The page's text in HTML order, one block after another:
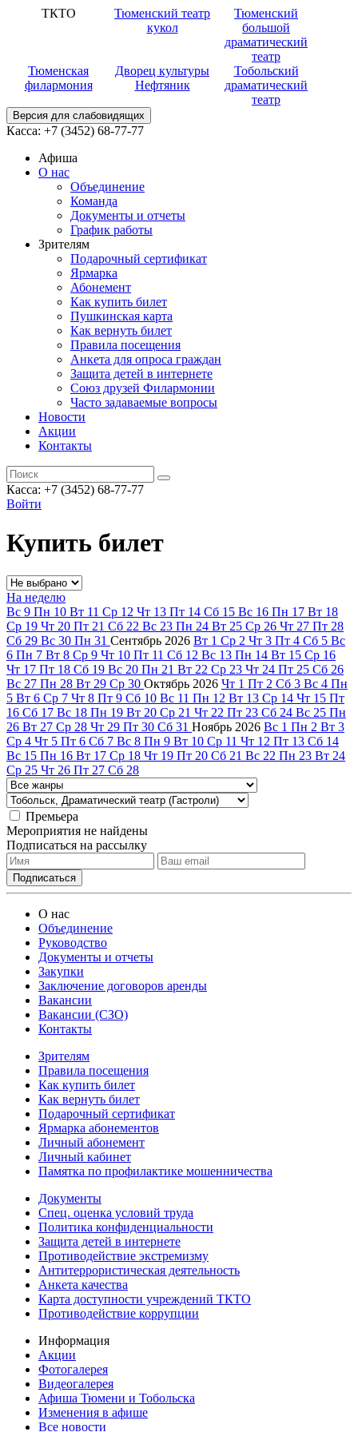
ТКТО
Тюменский театр
кукол
Тюменский
большой
драматический
театр
Тюменская
филармония
Дворец культуры
Нефтяник
Тобольский
драматический
театр
Версия для слабовидящих
Касса: +7 (3452) 68-77-77
Афиша
О нас
Объединение
Команда
Документы и отчеты
График работы
Зрителям
Подарочный сертификат
Ярмарка
Абонемент
Как купить билет
Пушкинская карта
Как вернуть билет
Правила посещения
Анкета для опроса граждан
Защита детей в интернете
Союз друзей Филармонии
Часто задаваемые вопросы
Новости
Акции
Контакты
Касса: +7 (3452) 68-77-77
Войти
Купить билет
На неделю
Вс 9 Пн 10 Вт 11 Ср 12 Чт 13 Пт 14 Сб 15 Вс 16 Пн 17 Вт 18
Ср 19 Чт 20 Пт 21 Сб 22 Вс 23 Пн 24 Вт 25 Ср 26 Чт 27 Пт 28
Сб 29 Вс 30 Пн 31 Сентябрь 2026 Вт 1 Ср 2 Чт 3 Пт 4 Сб 5 Вс
6 Пн 7 Вт 8 Ср 9 Чт 10 Пт 11 Сб 12 Вс 13 Пн 14 Вт 15 Ср 16
Чт 17 Пт 18 Сб 19 Вс 20 Пн 21 Вт 22 Ср 23 Чт 24 Пт 25 Сб 26
Вс 27 Пн 28 Вт 29 Ср 30 Октябрь 2026 Чт 1 Пт 2 Сб 3 Вс 4 Пн
5 Вт 6 Ср 7 Чт 8 Пт 9 Сб 10 Вс 11 Пн 12 Вт 13 Ср 14 Чт 15 Пт
16 Сб 17 Вс 18 Пн 19 Вт 20 Ср 21 Чт 22 Пт 23 Сб 24 Вс 25 Пн
26 Вт 27 Ср 28 Чт 29 Пт 30 Сб 31 Ноябрь 2026 Вс 1 Пн 2 Вт 3
Ср 4 Чт 5 Пт 6 Сб 7 Вс 8 Пн 9 Вт 10 Ср 11 Чт 12 Пт 13 Сб 14
Вс 15 Пн 16 Вт 17 Ср 18 Чт 19 Пт 20 Сб 21 Вс 22 Пн 23 Вт 24
Ср 25 Чт 26 Пт 27 Сб 28
Премьера
Мероприятия не найдены
Подписаться на рассылку
О нас
Объединение
Руководство
Документы и отчеты
Закупки
Заключение договоров аренды
Вакансии
Вакансии (СЗО)
Контакты
Зрителям
Правила посещения
Как купить билет
Как вернуть билет
Подарочный сертификат
Ярмарка абонементов
Личный абонемент
Личный кабинет
Памятка по профилактике мошенничества
Документы
Спец. оценка условий труда
Политика конфиденциальности
Защита детей в интернете
Противодействие экстремизму
Антитеррористическая деятельность
Анкета качества
Карта доступности учреждений ТКТО
Противодействие коррупции
Информация
Акции
Фотогалерея
Видеогалерея
Афиша Тюмени и Тобольска
Изменения в афише
Все новости